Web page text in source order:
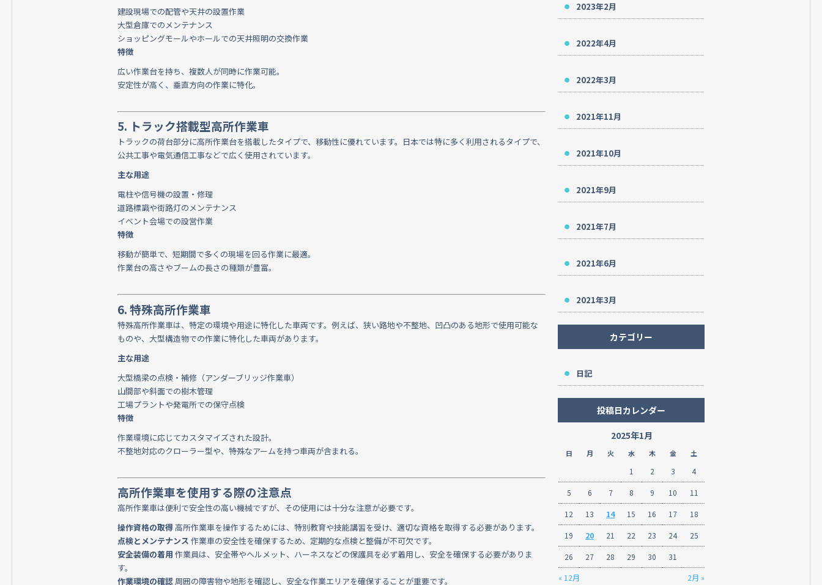
建設現場での配管や天井の設置作業
大型倉庫でのメンテナンス
ショッピングモールやホールでの天井照明の交換作業
特徴
広い作業台を持ち、複数人が同時に作業可能。
安定性が高く、垂直方向の作業に特化。
5. トラック搭載型高所作業車
トラックの荷台部分に高所作業台を搭載したタイプで、移動性に優れています。日本では特に多く利用されるタイプで、
公共工事や電気通信工事などで広く使用されています。
主な用途
電柱や信号機の設置・修理
道路標識や街路灯のメンテナンス
イベント会場での設営作業
特徴
移動が簡単で、短期間で多くの現場を回る作業に最適。
作業台の高さやブームの長さの種類が豊富。
6. 特殊高所作業車
特殊高所作業車は、特定の環境や用途に特化した車両です。例えば、狭い路地や不整地、凹凸のある地形で使用可能な
ものや、大型構造物での作業に特化した車両があります。
主な用途
大型橋梁の点検・補修（アンダーブリッジ作業車）
山間部や斜面での樹木管理
工場プラントや発電所での保守点検
特徴
作業環境に応じてカスタマイズされた設計。
不整地対応のクローラー型や、特殊なアームを持つ車両が含まれる。
高所作業車を使用する際の注意点
高所作業車は便利で安全性の高い機械ですが、その使用には十分な注意が必要です。
操作資格の取得 高所作業車を操作するためには、特別教育や技能講習を受け、適切な資格を取得する必要があります。
点検とメンテナンス 作業車の安全性を確保するため、定期的な点検と整備が不可欠です。
安全装備の着用 作業員は、安全帯やヘルメット、ハーネスなどの保護具を必ず着用し、安全を確保する必要がありま
す。
作業環境の確認周囲の障害物や地形を確認し、安全な作業エリアを確保することが重要です。
2023年2月
2022年4月
2022年3月
2021年11月
2021年10月
2021年9月
2021年7月
2021年6月
2021年3月
カテゴリー
日記
投稿日カレンダー
2025年1月
日 月 火 水 木 金 土
« 12月 2月 »
1 2 3 4
5 6 7 8 9 10 11
12 13 14 15 16 17 18
19 20 21 22 23 24 25
26 27 28 29 30 31